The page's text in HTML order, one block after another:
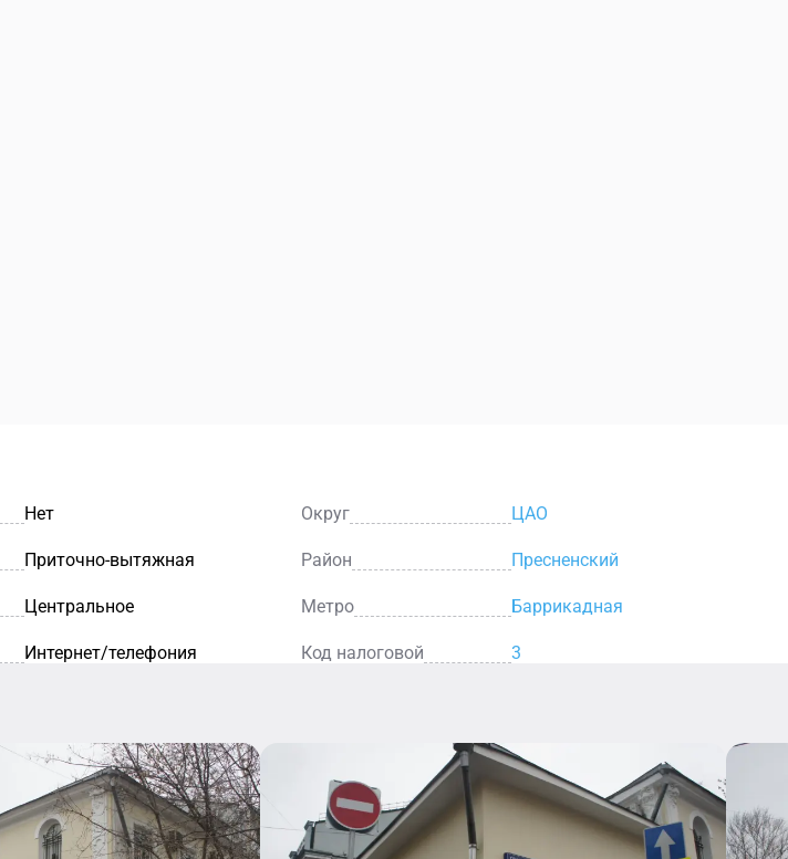
Нет Округ ЦАО
Приточно-вытяжная Район Пресненский
Центральное Метро Баррикадная
Интернет/телефония Код налоговой 3